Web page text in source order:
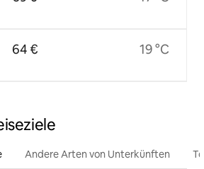
64 € 19 °C
Andere Arten von Unterkünften